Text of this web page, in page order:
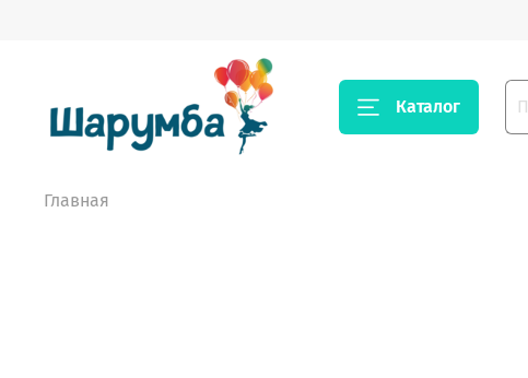
Каталог
Главная